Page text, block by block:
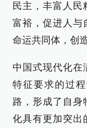
民主，丰富人民
富裕，促进人与
命运共同体，创
中国式现代化在
特征要求的过
路，形成了自身
化具有更加突出